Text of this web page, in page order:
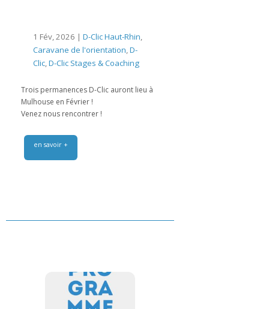
1 Fév, 2026 | D-Clic Haut-Rhin,
Caravane de l'orientation,D-
Clic,D-Clic Stages & Coaching
Trois permanences D-Clic auront lieu à
Mulhouse en Février !
Venez nous rencontrer !
en savoir +